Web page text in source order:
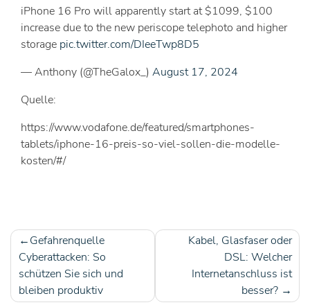
iPhone 16 Pro will apparently start at $1099, $100
increase due to the new periscope telephoto and higher
storage pic.twitter.com/DIeeTwp8D5
— Anthony (@TheGalox_) August 17, 2024
Quelle:
https://www.vodafone.de/featured/smartphones-
tablets/iphone-16-preis-so-viel-sollen-die-modelle-
kosten/#/
Beitragsnavigation
Gefahrenquelle
Cyberattacken: So
schützen Sie sich und
bleiben produktiv
Kabel, Glasfaser oder
DSL: Welcher
Internetanschluss ist
besser?